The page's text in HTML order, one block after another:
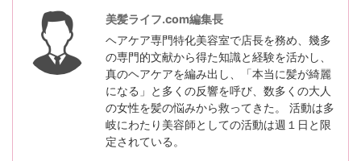
美髪ライフ.com編集長
ヘアケア専門特化美容室で店長を務め、幾多
の専門的文献から得た知識と経験を活かし、
真のヘアケアを編み出し、「本当に髪が綺麗
になる」と多くの反響を呼び、数多くの大人
の女性を髪の悩みから救ってきた。 活動は多
岐にわたり美容師としての活動は週１日と限
定されている。